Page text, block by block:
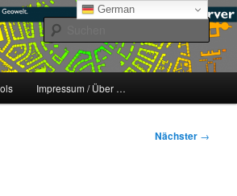
Impressum / Über …
Nächster →
German